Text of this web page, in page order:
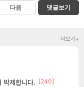
다음 댓글보기
더보기+
박제합니다. [240]